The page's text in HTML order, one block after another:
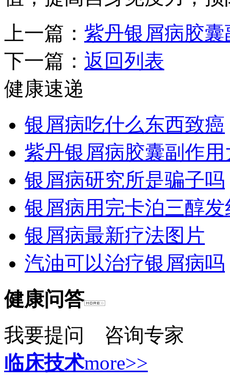
上一篇： 紫丹银屑病胶
下一篇： 返回列表
健康速递
银屑病吃什么东西致癌
紫丹银屑病胶囊副作用
银屑病研究所是骗子吗
银屑病用完卡泊三醇
银屑病最新疗法图片
汽油可以治疗银屑病吗
健康问答
我要提问
咨询专家
临床技术more>>